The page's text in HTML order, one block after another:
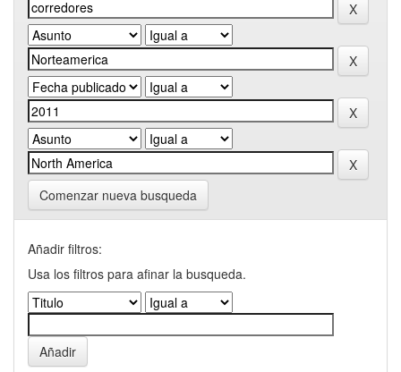
Comenzar nueva busqueda
Añadir filtros:
Usa los filtros para afinar la busqueda.